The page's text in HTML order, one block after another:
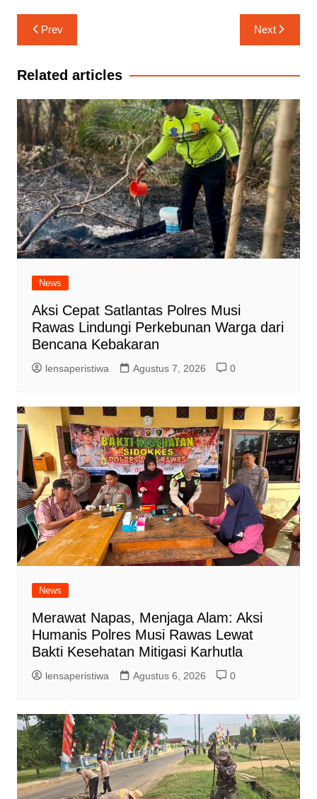
Navigasi
pos
Prev Next
Related articles
News
Aksi Cepat Satlantas Polres Musi
Rawas Lindungi Perkebunan Warga dari
Bencana Kebakaran
lensaperistiwa Agustus 7, 2026 0
News
Merawat Napas, Menjaga Alam: Aksi
Humanis Polres Musi Rawas Lewat
Bakti Kesehatan Mitigasi Karhutla
lensaperistiwa Agustus 6, 2026 0